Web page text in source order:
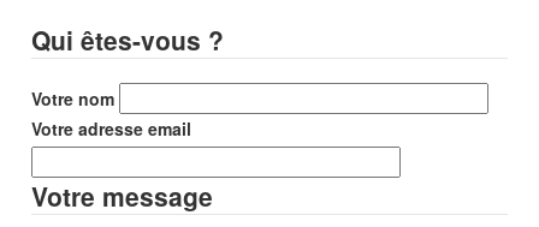
Qui êtes-vous ?
Votre nom
Votre adresse email
Votre message